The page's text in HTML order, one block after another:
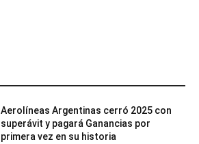
Aerolíneas Argentinas cerró 2025 con
superávit y pagará Ganancias por
primera vez en su historia